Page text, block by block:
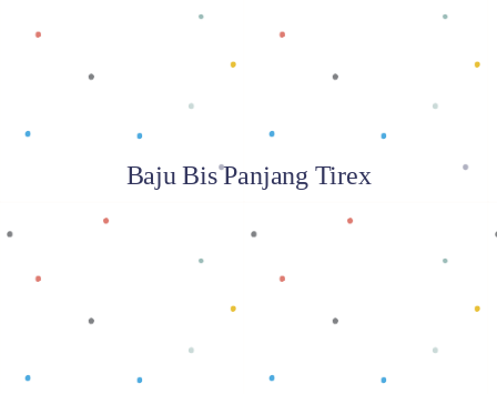
Baju Bis Panjang Tirex